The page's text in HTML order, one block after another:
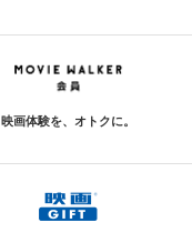
映画体験を、オトクに。